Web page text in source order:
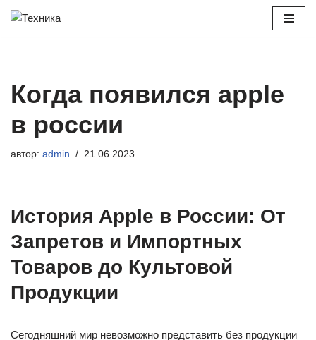
Когда появился apple
в россии
автор: admin 21.06.2023
История Apple в России: От
Запретов и Импортных
Товаров до Культовой
Продукции
Сегодняшний мир невозможно представить без продукции